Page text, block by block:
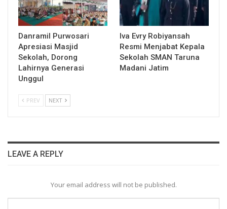
Danramil Purwosari
Apresiasi Masjid
Sekolah, Dorong
Lahirnya Generasi
Unggul
Iva Evry Robiyansah
Resmi Menjabat Kepala
Sekolah SMAN Taruna
Madani Jatim
PREV NEXT
LEAVE A REPLY
Your email address will not be published.